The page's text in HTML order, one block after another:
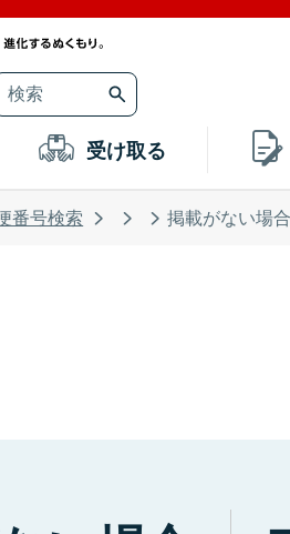
受け取る
番号検索 掲載がない場合